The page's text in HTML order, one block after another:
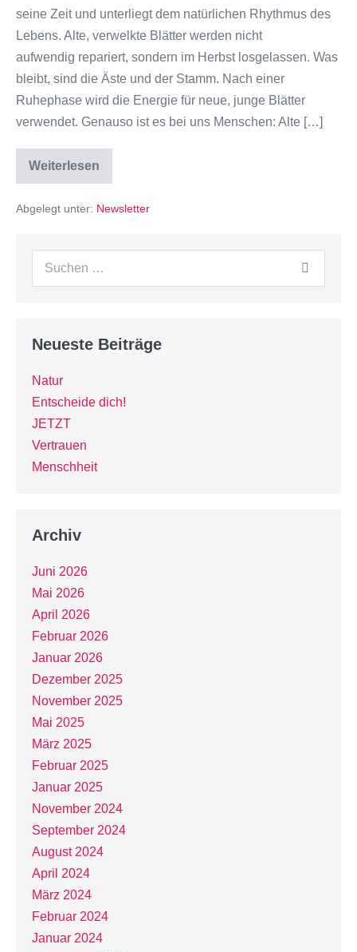
seine Zeit und unterliegt dem natürlichen Rhythmus des
Lebens. Alte, verwelkte Blätter werden nicht
aufwendig repariert, sondern im Herbst losgelassen. Was
bleibt, sind die Äste und der Stamm. Nach einer
Ruhephase wird die Energie für neue, junge Blätter
verwendet. Genauso ist es bei uns Menschen: Alte […]
Weiterlesen
Abgelegt unter: Newsletter
Neueste Beiträge
Natur
Entscheide dich!
JETZT
Vertrauen
Menschheit
Archiv
Juni 2026
Mai 2026
April 2026
Februar 2026
Januar 2026
Dezember 2025
November 2025
Mai 2025
März 2025
Februar 2025
Januar 2025
November 2024
September 2024
August 2024
April 2024
März 2024
Februar 2024
Januar 2024